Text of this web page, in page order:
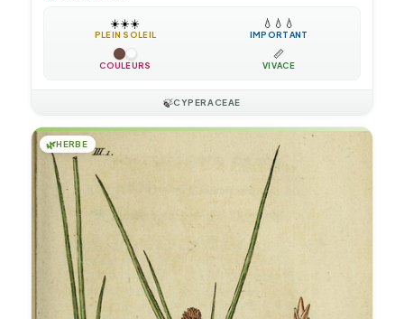
☀️☀️☀️
PLEIN SOLEIL
💧 💧 💧
IMPORTANT
COULEURS
📏
VIVACE
🍃CYPERACEAE
🌿HERBE